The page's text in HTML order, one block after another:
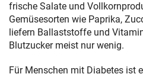
frische Salate und
Gemüsesorten wie Paprika,
liefern Ballaststoffe und
Blutzucker meist nur wenig.
Für Menschen mit Diabetes ist